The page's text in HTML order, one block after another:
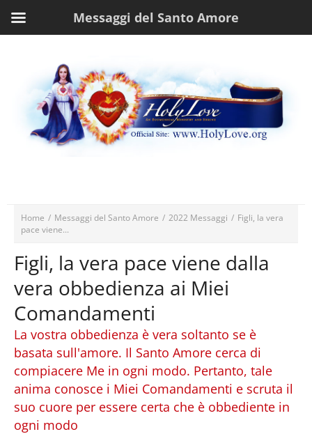
Home / Messaggi del Santo Amore / 2022 Messaggi / Figli, la vera
pace viene...
Figli, la vera pace viene dalla
vera obbedienza ai Miei
Comandamenti
La vostra obbedienza è vera soltanto se è
basata sull'amore. Il Santo Amore cerca di
compiacere Me in ogni modo. Pertanto, tale
anima conosce i Miei Comandamenti e scruta il
suo cuore per essere certa che è obbediente in
ogni modo
Messaggi del Santo Amore